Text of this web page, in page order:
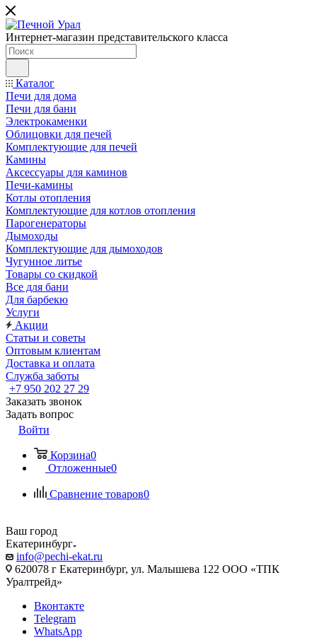
Интернет-магазин представительского класса
Каталог
Печи для дома
Печи для бани
Электрокаменки
Облицовки для печей
Комплектующие для печей
Камины
Аксессуары для каминов
Печи-камины
Котлы отопления
Комплектующие для котлов отопления
Парогенераторы
Дымоходы
Комплектующие для дымоходов
Чугунное литье
Товары со скидкой
Все для бани
Для барбекю
Услуги
Акции
Статьи и советы
Оптовым клиентам
Доставка и оплата
Служба заботы
+7 950 202 27 29
Заказать звонок
Задать вопрос
Войти
Корзина0
Отложенные0
Сравнение товаров0
Ваш город
Екатеринбург
info@pechi-ekat.ru
620078 г Екатеринбург, ул. Малышева 122 ООО «ТПК
Уралтрейд»
Вконтакте
Telegram
WhatsApp